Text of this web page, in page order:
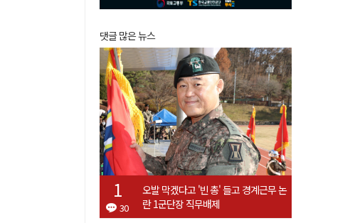
댓글 많은 뉴스
30
오발 막겠다고 '빈 총' 들고 경계근무 논
란 1군단장 직무배제